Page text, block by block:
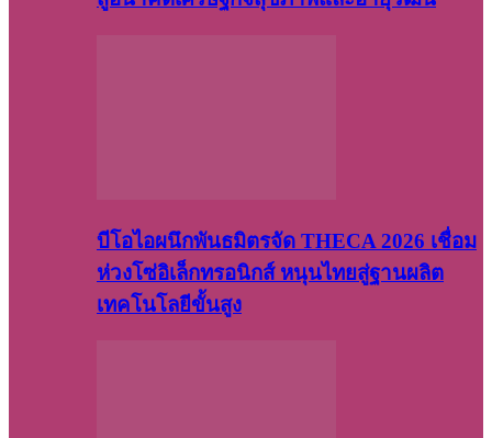
บีโอไอผนึกพันธมิตรจัด THECA 2026 เชื่อม
ห่วงโซ่อิเล็กทรอนิกส์ หนุนไทยสู่ฐานผลิต
เทคโนโลยีขั้นสูง